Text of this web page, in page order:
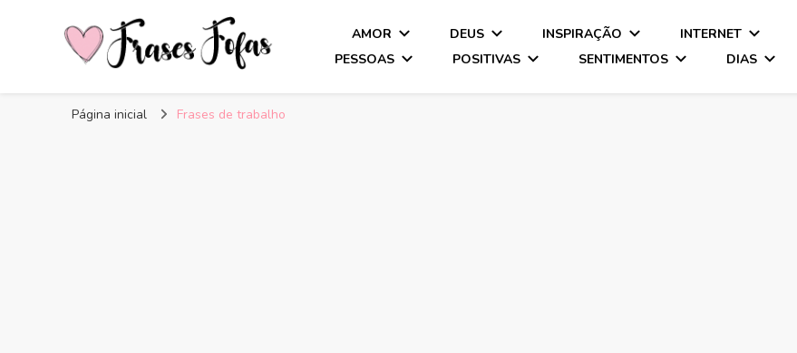
Frases Fofas
AMOR DEUS INSPIRAÇÃO INTERNET
PESSOAS
POSITIVAS SENTIMENTOS DIAS
Página inicial Frases de trabalho